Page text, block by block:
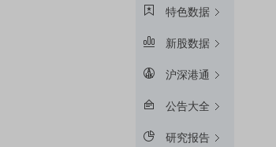
特色数据
新股数据
沪深港通
公告大全
研究报告